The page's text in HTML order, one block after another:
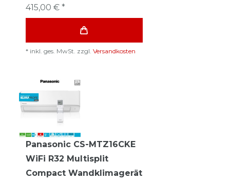
415,00 € *
* inkl. ges. MwSt. zzgl. Versandkosten
Panasonic CS-MTZ16CKE
WiFi R32 Multisplit
Compact Wandklimagerät